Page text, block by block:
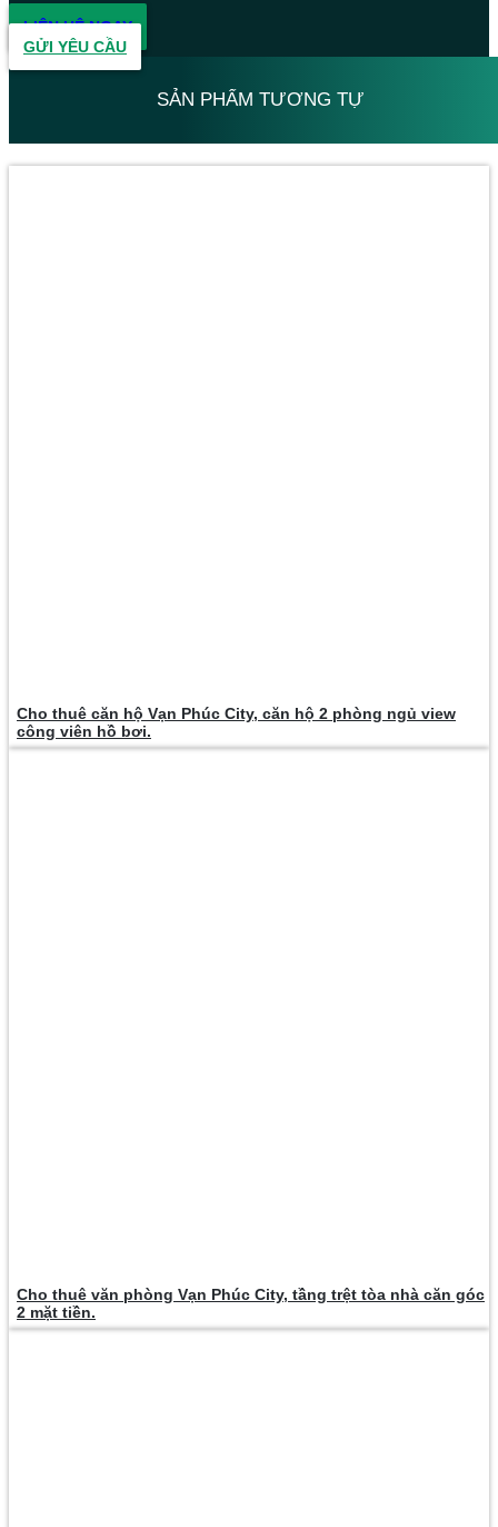
LIÊN HỆ NGAY
GỬI YÊU CẦU
SẢN PHẨM TƯƠNG TỰ
Cho thuê căn hộ Vạn Phúc City, căn hộ 2 phòng ngủ view
công viên hồ bơi.
Cho thuê văn phòng Vạn Phúc City, tầng trệt tòa nhà căn góc
2 mặt tiền.